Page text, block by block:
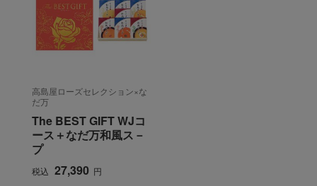
高島屋ローズセレクション×な
だ万
The BEST GIFT WJコ
ース＋なだ万和風ス－
プ
税込 27,390 円